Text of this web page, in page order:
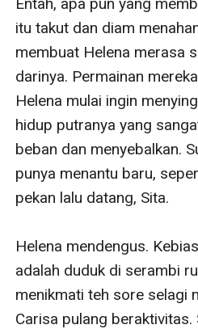
itu takut dan diam
membuat Helena merasa
darinya. Permainan
Helena mulai ingin
hidup putranya yang
beban dan menyebalkan.
punya menantu baru,
pekan lalu datang, Sita.
Helena mendengus.
adalah duduk di serambi
menikmati teh sore selagi
Carisa pulang beraktivitas.